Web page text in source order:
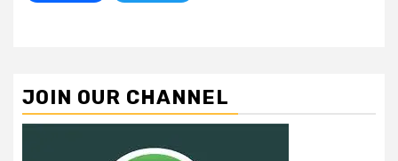
JOIN OUR CHANNEL